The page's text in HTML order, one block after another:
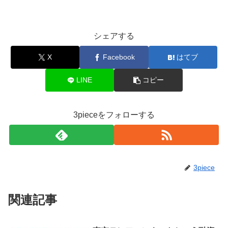
シェアする
X Facebook はてブ
LINE コピー
3pieceをフォローする
3piece
関連記事